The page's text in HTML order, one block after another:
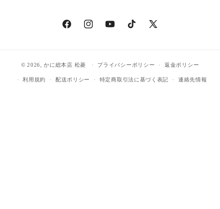
FacebookInstagramYouTubeTikTok
X
© 2026,かに総本店 松菱 プライバシーポリシー 返金ポリシー
利用規約 配送ポリシー 特定商取引法に基づく表記 連絡先情報